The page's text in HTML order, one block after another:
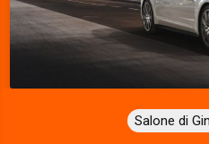
Salone di